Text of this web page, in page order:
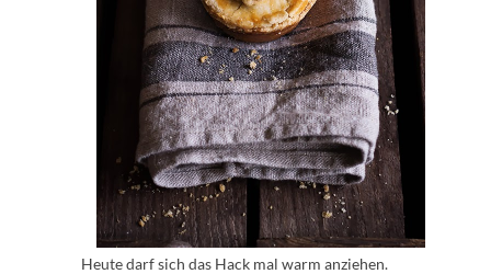
Heute darf sich das Hack mal warm anziehen.